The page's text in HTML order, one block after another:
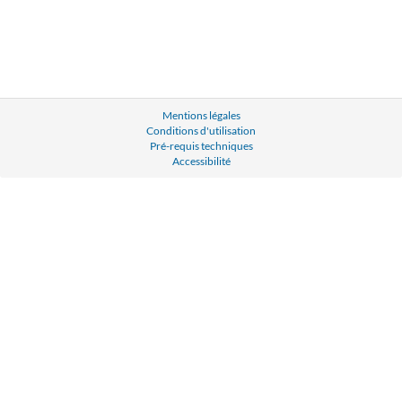
Mentions légales
Conditions d'utilisation
Pré-requis techniques
Accessibilité